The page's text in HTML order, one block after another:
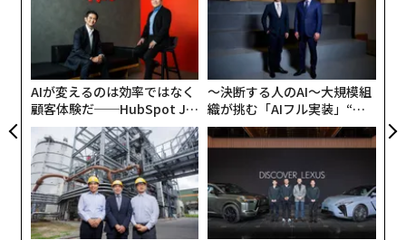
AIが変えるのは効率ではなく
顧客体験だ──HubSpot Ja
panが語る「Grow Better」
な組織のつくり方
〜決断する人のAI〜大規模組
織が挑む「AIフル実装」“使
う”企業から“動く”企業へ【N
TTドコモビジネス×PwC】